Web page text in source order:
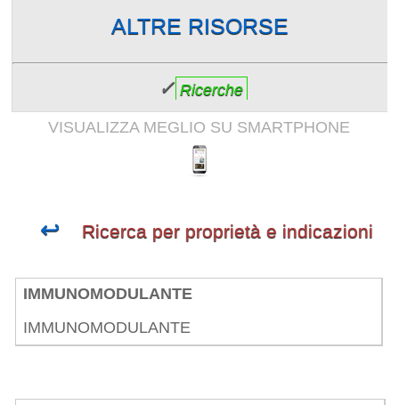
ALTRE RISORSE
✓ Ricerche
VISUALIZZA MEGLIO SU SMARTPHONE
↩ Ricerca per proprietà e indicazioni
IMMUNOMODULANTE
IMMUNOMODULANTE